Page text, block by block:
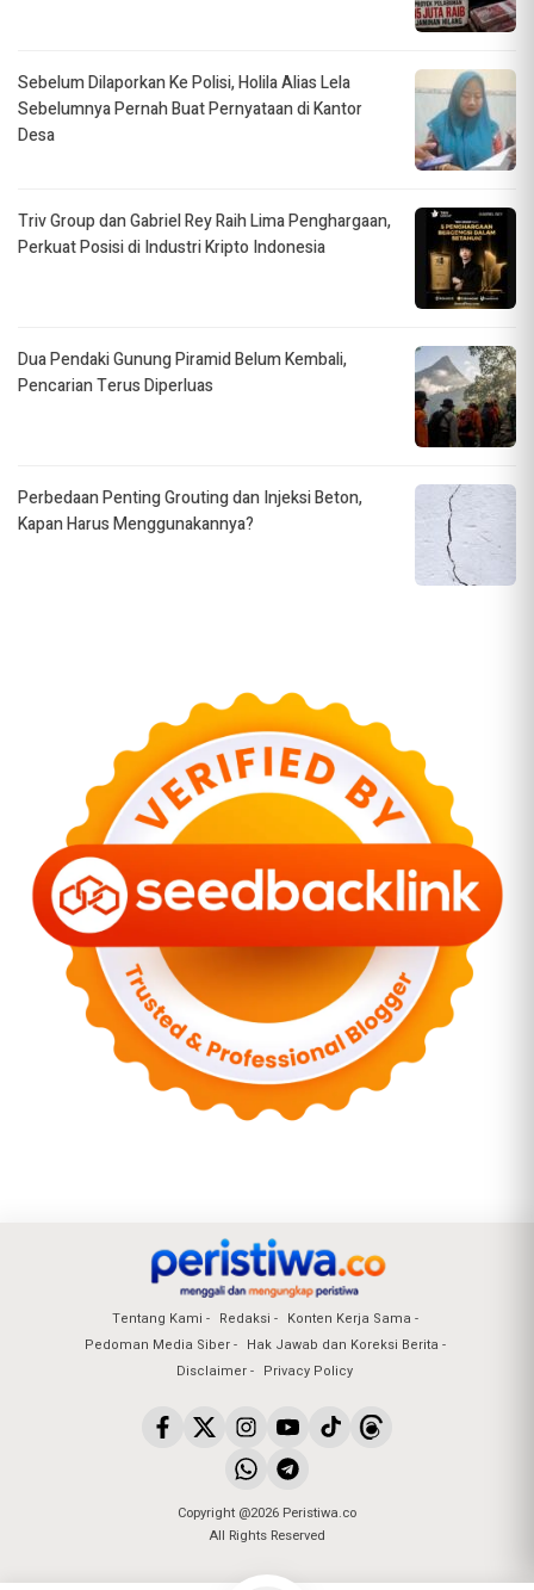
Sebelum Dilaporkan Ke Polisi, Holila Alias Lela
Sebelumnya Pernah Buat Pernyataan di Kantor
Desa
Triv Group dan Gabriel Rey Raih Lima Penghargaan,
Perkuat Posisi di Industri Kripto Indonesia
Dua Pendaki Gunung Piramid Belum Kembali,
Pencarian Terus Diperluas
Perbedaan Penting Grouting dan Injeksi Beton,
Kapan Harus Menggunakannya?
Tentang Kami Redaksi
Konten Kerja Sama
Pedoman Media Siber
Hak Jawab dan Koreksi Berita
Disclaimer
Privacy Policy
Copyright @2026 Peristiwa.co
All Rights Reserved